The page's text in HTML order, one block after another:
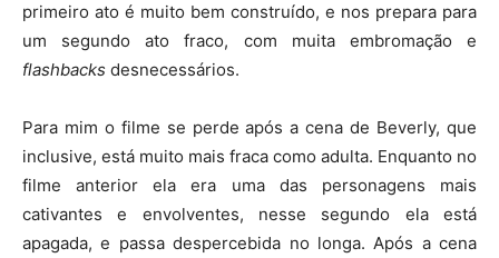
primeiro ato é muito bem construído, e nos prepara para
um segundo ato fraco, com muita embromação e
flashbacks desnecessários.
Para mim o filme se perde após a cena de Beverly, que
inclusive, está muito mais fraca como adulta. Enquanto no
filme anterior ela era uma das personagens mais
cativantes e envolventes, nesse segundo ela está
apagada, e passa despercebida no longa. Após a cena